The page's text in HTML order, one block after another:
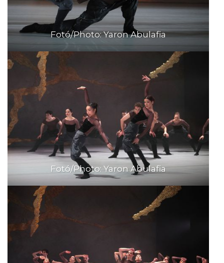
Fotó/Photo: Yaron Abulafia
Fotó/Photo: Yaron Abulafia